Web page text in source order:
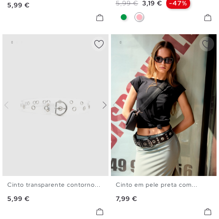
Preço
5,99 € Preço normal
5,99 € Preço
3,19 € -47%
VerdeRosa Claro
S
Cinto transparente contorno...
Preço
5,99 €
M
Cinto em pele preta com...
Preço
7,99 €